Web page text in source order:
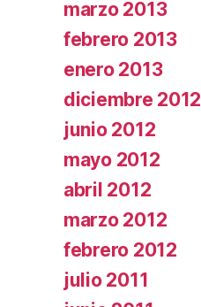
marzo 2013
febrero 2013
enero 2013
diciembre 2012
junio 2012
mayo 2012
abril 2012
marzo 2012
febrero 2012
julio 2011